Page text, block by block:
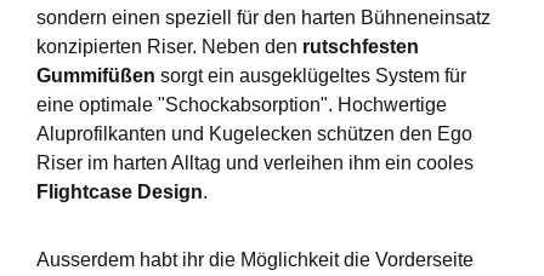
sondern einen speziell für den harten Bühneneinsatz
konzipierten Riser. Neben den rutschfesten
Gummifüßen sorgt ein ausgeklügeltes System für
eine optimale "Schockabsorption". Hochwertige
Aluprofilkanten und Kugelecken schützen den Ego
Riser im harten Alltag und verleihen ihm ein cooles
Flightcase Design.
Ausserdem habt ihr die Möglichkeit die Vorderseite